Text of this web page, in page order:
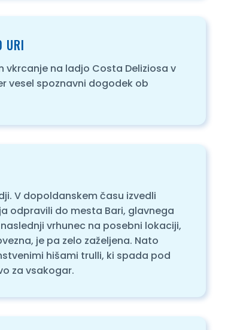
URI
vkrcanje na ladjo Costa Deliziosa v
vesel spoznavni dogodek ob
V dopoldanskem času izvedli
odpravili do mesta Bari, glavnega
vrhunec na posebni lokaciji,
je pa zelo zaželjena. Nato
hišami trulli, ki spada pod
za vsakogar.